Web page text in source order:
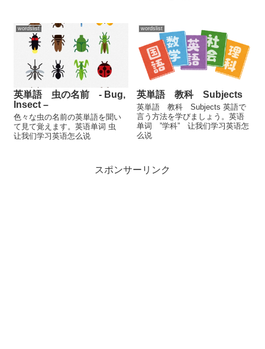
wordslist
英単語 虫の名前 - Bug,
Insect –
色々な虫の名前の英単語を聞い
て見て覚えます。英语单词 虫
让我们学习英语怎么说
wordslist
英単語 教科 Subjects
英単語 教科 Subjects 英語で
言う方法を学びましょう。英语
单词 ”学科” 让我们学习英语怎
么说
スポンサーリンク